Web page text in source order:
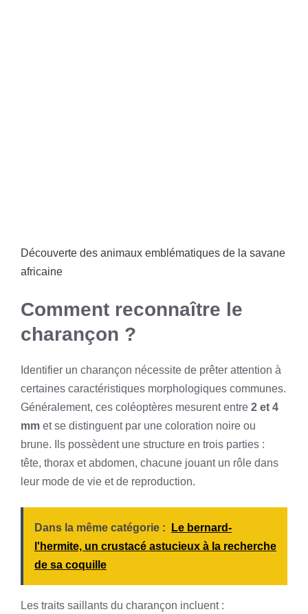
Découverte des animaux emblématiques de la savane
africaine
Comment reconnaître le
charançon ?
Identifier un charançon nécessite de prêter attention à
certaines caractéristiques morphologiques communes.
Généralement, ces coléoptères mesurent entre 2 et 4
mm et se distinguent par une coloration noire ou
brune. Ils possèdent une structure en trois parties :
tête, thorax et abdomen, chacune jouant un rôle dans
leur mode de vie et de reproduction.
Dans la même catégorie :
Le bernard-
l'hermite, un crustacé astucieux à la recherche
de sa coquille
Les traits saillants du charançon incluent :